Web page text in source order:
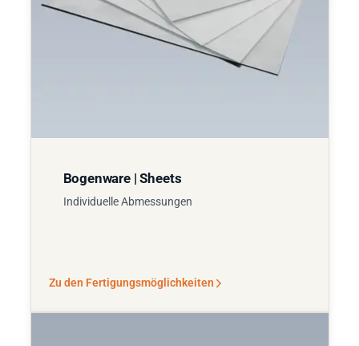
Bogenware | Sheets
Individuelle Abmessungen
Zu den Fertigungsmöglichkeiten